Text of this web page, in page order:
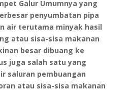
Galur Umumnya yang
penyumbatan pipa
air terutama minyak hasil
atau sisa-sisa makanan
besar dibuang ke
juga salah satu yang
saluran pembuangan
atau sisa-sisa makanan